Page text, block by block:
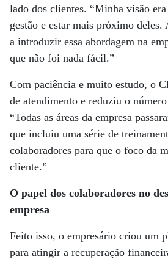
lado dos clientes. “Minha visão
gestão e estar mais próximo deles.
a introduzir essa abordagem na
que não foi nada fácil.”
Com paciência e muito estudo, o
de atendimento e reduziu o
“Todas as áreas da empresa
que incluiu uma série de
colaboradores para que o foco da
cliente.”
O papel dos colaboradores no
empresa
Feito isso, o empresário criou um
para atingir a recuperação